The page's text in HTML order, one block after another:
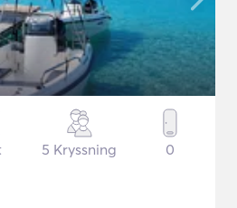
5 Kryssning 0